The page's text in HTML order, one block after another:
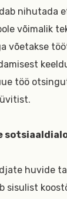
nihutada
võimalik
võetakse
töö
huvide
sisulist